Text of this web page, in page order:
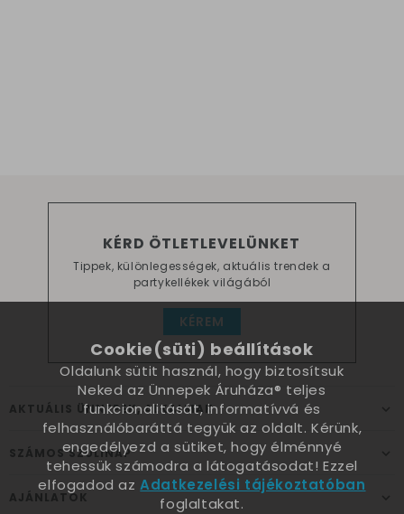
KÉRD ÖTLETLEVELÜNKET
Tippek, különlegességek, aktuális trendek a
partykellékek világából
KÉREM
AKTUÁLIS ÜNNEPEK, ALKALMAK
SZÁMOS SZÜLINAP
AJÁNLATOK
Cookie(süti) beállítások
Oldalunk sütit használ, hogy biztosítsuk
Neked az Ünnepek Áruháza® teljes
funkcionalitását, informatívvá és
felhasználóbaráttá tegyük az oldalt. Kérünk,
engedélyezd a sütiket, hogy élménnyé
tehessük számodra a látogatásodat! Ezzel
elfogadod azAdatkezelési tájékoztatóban
foglaltakat.